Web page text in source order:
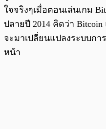
ใจจริงๆเมื่อตอนเล่นเกม
ปลายปี 2014 คิดว่า
จะมาเปลี่ยนแปลงระบบกา
หน้า